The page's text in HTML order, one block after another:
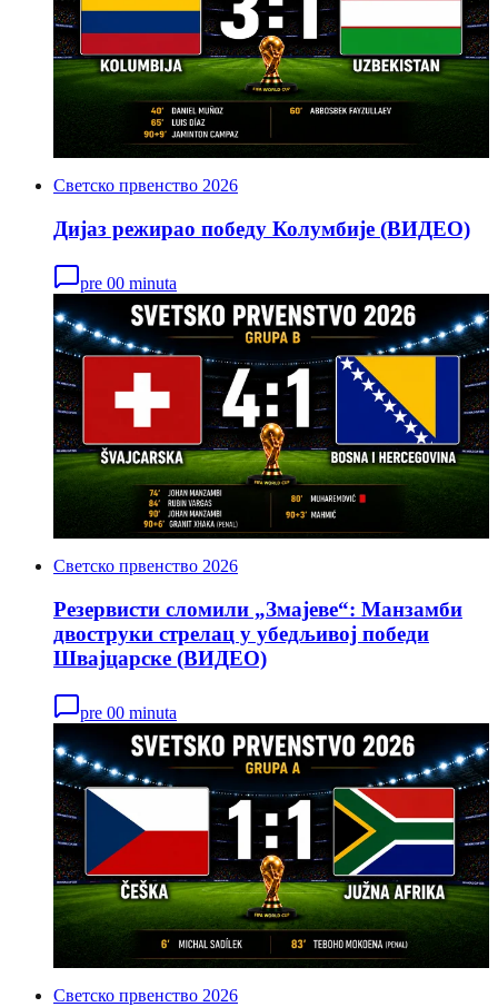
Светско првенство 2026
Дијаз режирао победу Колумбије (ВИДЕО)
pre 00 minuta
Светско првенство 2026
Резервисти сломили „Змајеве“: Манзамби
двоструки стрелац у убедљивој победи
Швајцарске (ВИДЕО)
pre 00 minuta
Светско првенство 2026